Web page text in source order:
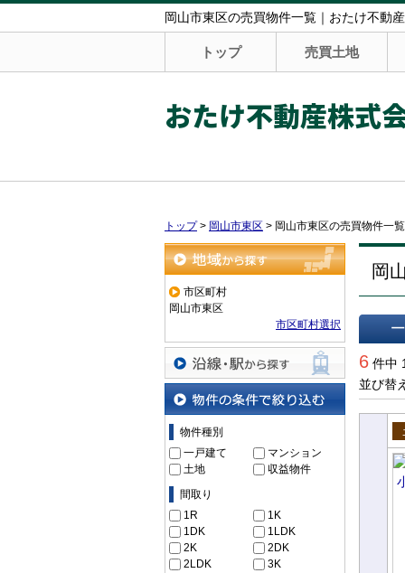
岡山市東区の売買物件一覧｜おたけ不動
トップ 売買土地
おたけ不動産株式
トップ> 岡山市東区 > 岡山市東区の売買物件一覧
地域から探す
市区町村
岡山市東区
市区町村選択
沿線・駅から探す
物件の条件で絞り込む
物件種別
一戸建て
マンション
土地
収益物件
間取り
1R
1K
1DK
1LDK
2K
2DK
2LDK
3K
岡
6 件中
並び替